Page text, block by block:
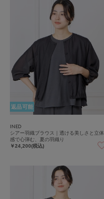
返品可能
INED
シアー羽織ブラウス｜透ける美しさと立体
感で心弾む、夏の羽織り
￥24,200(税込)